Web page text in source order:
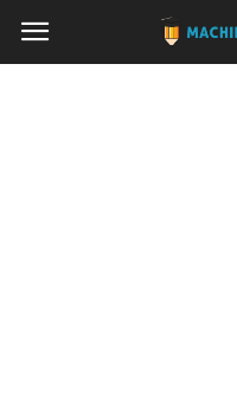
Machinaedukacyjna.pl